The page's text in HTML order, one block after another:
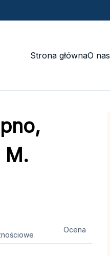
Strona głównaO nas
M.
Ocena